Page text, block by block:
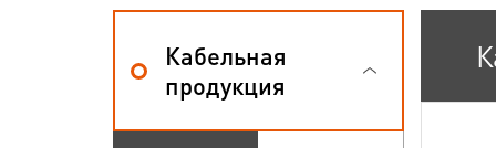
Кабельная
продукция